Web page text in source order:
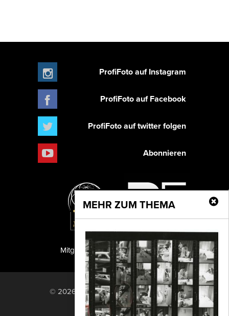
MEHR ZUM THEMA
ProfiFoto auf Instagram
ProfiFoto auf Facebook
ProfiFoto auf twitter folgen
Abonnieren
PF Publishing GmbH
Mitglied der TIPA
© 2026 PF Publishing GmbH. All rights
reserved.